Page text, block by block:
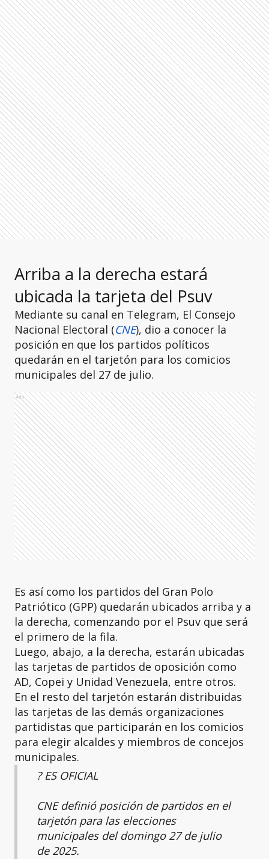
Arriba a la derecha estará
ubicada la tarjeta del Psuv
Mediante su canal en Telegram, El Consejo
Nacional Electoral (CNE), dio a conocer la
posición en que los partidos políticos
quedarán en el tarjetón para los comicios
municipales del 27 de julio.
Ads
Es así como los partidos del Gran Polo
Patriótico (GPP) quedarán ubicados arriba y a
la derecha, comenzando por el Psuv que será
el primero de la fila.
Luego, abajo, a la derecha, estarán ubicadas
las tarjetas de partidos de oposición como
AD, Copei y Unidad Venezuela, entre otros.
En el resto del tarjetón estarán distribuidas
las tarjetas de las demás organizaciones
partidistas que participarán en los comicios
para elegir alcaldes y miembros de concejos
municipales.
?️ ES OFICIAL
CNE definió posición de partidos en el
tarjetón para las elecciones
municipales del domingo 27 de julio
de 2025.